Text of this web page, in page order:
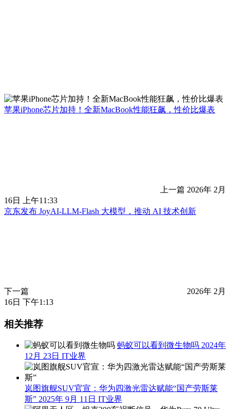
苹果iPhone芯片加持！全新MacBook性能狂飙，性价比爆表
上一篇 2026年 2月
16日 上午11:33
京东发布 JoyAI-LLM-Flash 大模型，推动 AI 技术创新
下一篇
2026年 2月
16日 下午1:13
相关推荐
蚂蚁可以看到微生物吗 2024年
12月 23日 IT业界
岚图旗舰SUV官宣：华为四激光雷达赋能“国产劳斯莱
斯” 2025年 9月 11日 IT业界